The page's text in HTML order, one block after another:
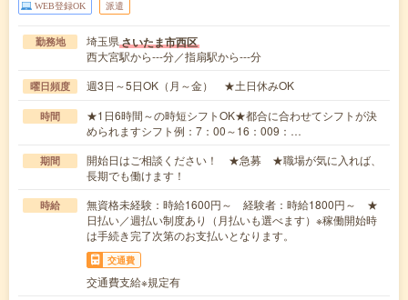
WEB登録OK 派遣
勤務地 埼玉県さいたま市西区
西大宮駅から---分／指扇駅から---分
曜日頻度 週3日～5日OK（月～金） ★土日休みOK
時間
★1日6時間～の時短シフトOK★都合に合わせてシフトが決
められますシフト例：7：00～16：009：…
期間
開始日はご相談ください！ ★急募 ★職場が気に入れば、
長期でも働けます！
時給
無資格未経験：時給1600円～ 経験者：時給1800円～ ★
日払い／週払い制度あり（月払いも選べます）※稼働開始時
は手続き完了次第のお支払いとなります。
交通費
交通費支給※規定有